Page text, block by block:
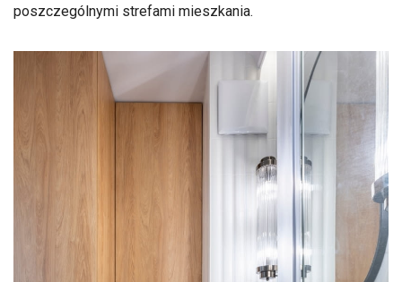
poszczególnymi strefami mieszkania.